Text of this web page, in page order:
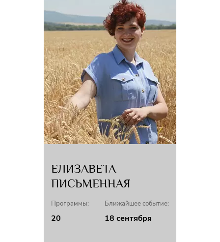
В 2020 г. награжден Премией «ЛЕГЕНДА» Всероссийского фестиваля
«ВИДЕТЬ МУЗЫКУ». Организаторами премии были отмечены заслуги
маэстро в продвижении на российской сцене малоизвестных
произведений русской и зарубежной классики.
В 2022 году осуществил постановку двух версий оперы Андрея Петрова
«Петр Первый» — в формате open-air на Набережной Саратова
и полноценного спектакля для театральной сцены. Постановка вызвала
большой общественный резонанс. Приглашенные критики федеральных
изданий высоко оценили новую работу театра и большое значение этого
опыта по продвижению произведений современных авторов.
В ноябре 2022 г. за многолетний добросовестный труд, заслуги
в профессиональном становлении молодых специалистов и активную
наставническую деятельность Юрий Кочнев награжден Почетным знаком
В 2013 году за заслуги в области культуры и многолетнюю плодотворную
работу Юрий Кочнев награжден Почетной грамотой Президента
Российской Федерации.
ЕЛИЗАВЕТА
ПИСЬМЕННАЯ
Программы:
20
Ближайшее событие:
18 сентября